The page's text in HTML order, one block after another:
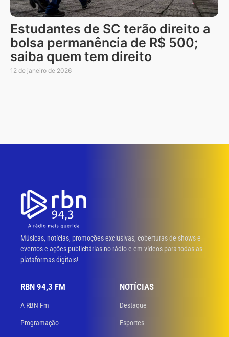
Estudantes de SC terão direito a
bolsa permanência de R$ 500;
saiba quem tem direito
12 de janeiro de 2026
Músicas, notícias, promoções exclusivas, coberturas de shows e
eventos e ações publicitárias no rádio e em vídeos para todas as
plataformas digitais!
RBN 94,3 FM
A RBN Fm
Programação
NOTÍCIAS
Destaque
Esportes